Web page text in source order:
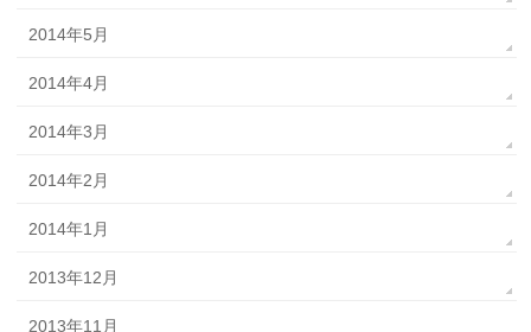
2014年5月
2014年4月
2014年3月
2014年2月
2014年1月
2013年12月
2013年11月